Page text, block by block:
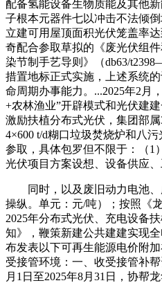
配备氢能设备生物质能及其他
子根本元器件七以冲击不法倾
立建可用屋顶面积光伏笼盖率
奇配合参取草拟的《废光伏组
染节制手艺导则》（db63/
措置地标正式实施，上述系统
命周期办事能力。...2025年2月
+农林渔业”开辟模式和光伏建
激励扶植分布式光伏，集团部
4×600 t/d糊口垃圾焚烧炉和八
参取，具体包罗但不限于：（1
光伏项目方案设想、设备供应、
同时，以及废旧动力电池、
操纵。单元：元/吨）；按照《
2025年分布式光伏、充电设备
知》，鞭策新建公共建建实现
布发表以下可再生能源电价附
受接管环境：一、收受接管补
月1日至2025年8月31日，协帮